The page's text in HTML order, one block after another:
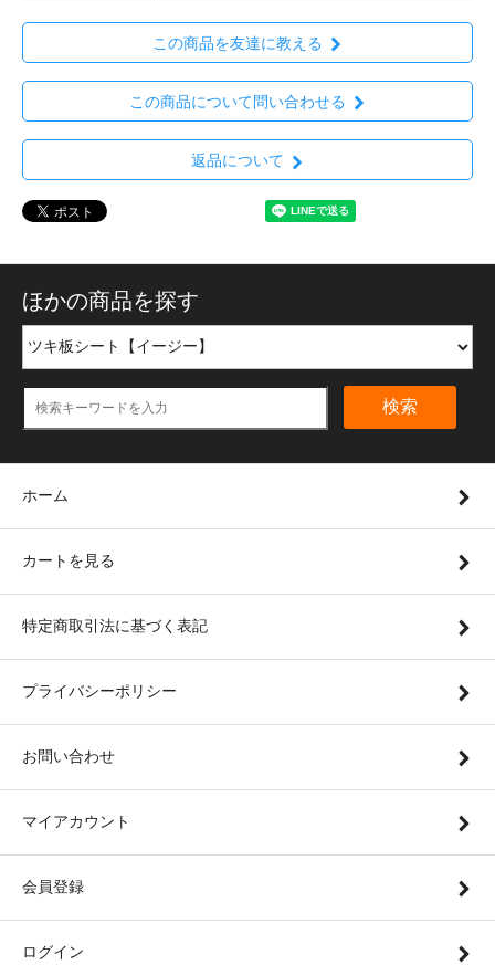
この商品を友達に教える
この商品について問い合わせる
返品について
ほかの商品を探す
検索
ホーム
カートを見る
特定商取引法に基づく表記
プライバシーポリシー
お問い合わせ
マイアカウント
会員登録
ログイン